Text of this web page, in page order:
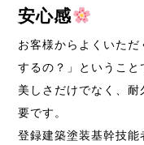
安心感
お客様からよくいた
するの？」というこ
美しさだけでなく、
要です。
登録建築塗装基幹技能